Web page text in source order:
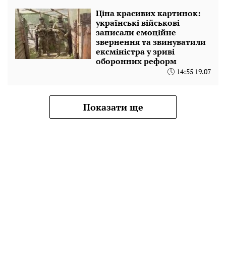
Ціна красивих картинок:
українські військові
записали емоційне
звернення та звинуватили
ексміністра у зриві
оборонних реформ
14:55 19.07
Показати ще